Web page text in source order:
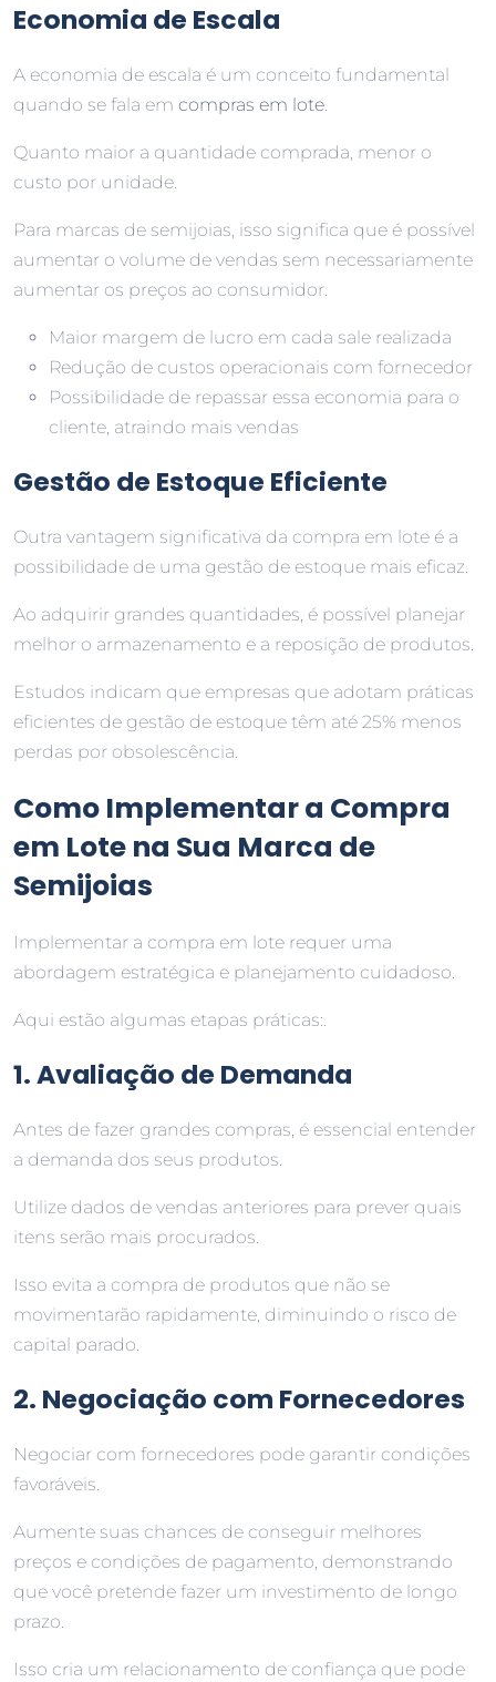
Economia de Escala
A economia de escala é um conceito fundamental
quando se fala em compras em lote.
Quanto maior a quantidade comprada, menor o
custo por unidade.
Para marcas de semijoias, isso significa que é possível
aumentar o volume de vendas sem necessariamente
aumentar os preços ao consumidor.
Maior margem de lucro em cada sale realizada
Redução de custos operacionais com fornecedor
Possibilidade de repassar essa economia para o
cliente, atraindo mais vendas
Gestão de Estoque Eficiente
Outra vantagem significativa da compra em lote é a
possibilidade de uma gestão de estoque mais eficaz.
Ao adquirir grandes quantidades, é possível planejar
melhor o armazenamento e a reposição de produtos.
Estudos indicam que empresas que adotam práticas
eficientes de gestão de estoque têm até 25% menos
perdas por obsolescência.
Como Implementar a Compra
em Lote na Sua Marca de
Semijoias
Implementar a compra em lote requer uma
abordagem estratégica e planejamento cuidadoso.
Aqui estão algumas etapas práticas:.
1. Avaliação de Demanda
Antes de fazer grandes compras, é essencial entender
a demanda dos seus produtos.
Utilize dados de vendas anteriores para prever quais
itens serão mais procurados.
Isso evita a compra de produtos que não se
movimentarão rapidamente, diminuindo o risco de
capital parado.
2. Negociação com Fornecedores
Negociar com fornecedores pode garantir condições
favoráveis.
Aumente suas chances de conseguir melhores
preços e condições de pagamento, demonstrando
que você pretende fazer um investimento de longo
prazo.
Isso cria um relacionamento de confiança que pode